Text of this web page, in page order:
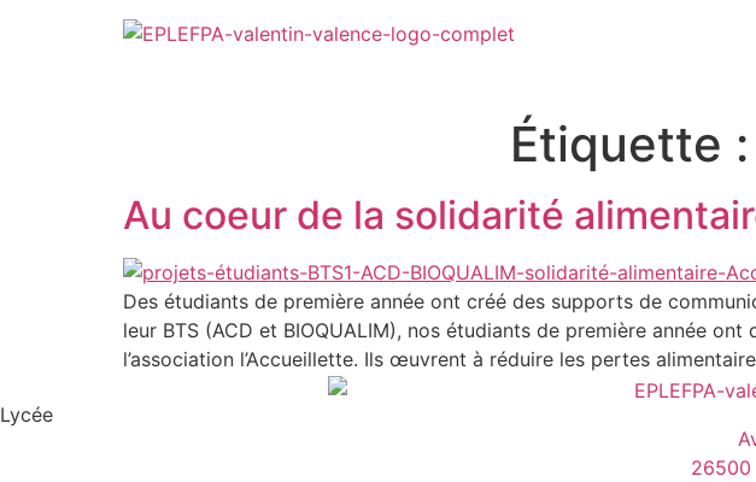
Étiquette :
Au coeur de la solidarité
Des étudiants de première année ont créé des supports de
leur BTS (ACD et BIOQUALIM), nos étudiants de première année
l’association l’Accueillette. Ils œuvrent à réduire les pertes
Lycée
26500